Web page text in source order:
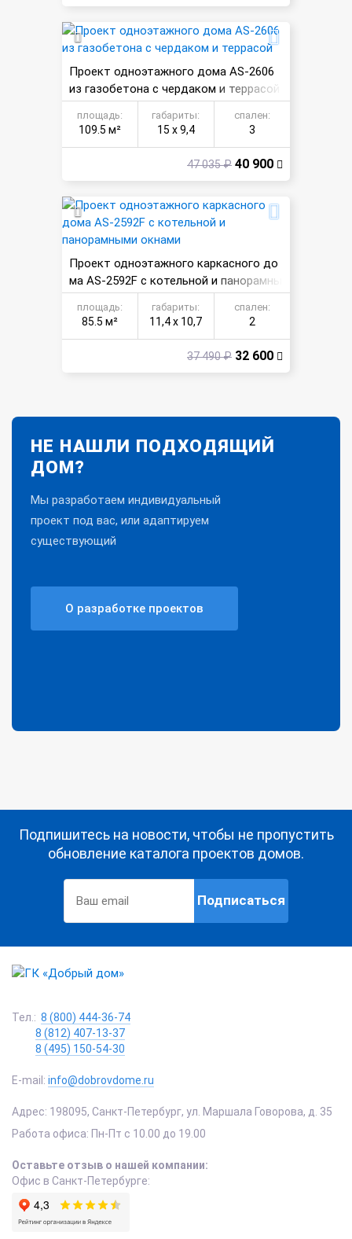
Проект одноэтажного дома AS-2606
из газобетона с чердаком и террасой
площадь:
109.5 м²
габариты:
15 х 9,4
спален:
3
47 035 ₽ 40 900
Проект одноэтажного каркасного до
ма AS-2592F с котельной и панорамны
ми окнами
площадь:
85.5 м²
габариты:
11,4 х 10,7
спален:
2
37 490 ₽ 32 600
НЕ НАШЛИ ПОДХОДЯЩИЙ
ДОМ?
Мы разработаем индивидуальный
проект под вас, или адаптируем
существующий
О разработке проектов
Подпишитесь на новости, чтобы не пропустить
обновление каталога проектов домов.
Подписаться
Тел.: 8 (800) 444-36-74
8 (812) 407-13-37
8 (495) 150-54-30
E-mail: info@dobrovdome.ru
Адрес: 198095, Санкт-Петербург, ул. Маршала Говорова, д. 35
Работа офиса: Пн-Пт с 10.00 до 19.00
Оставьте отзыв о нашей компании:
Офис в Санкт-Петербурге: